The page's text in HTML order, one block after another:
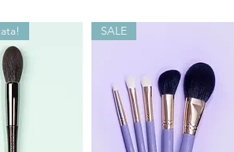
SALE